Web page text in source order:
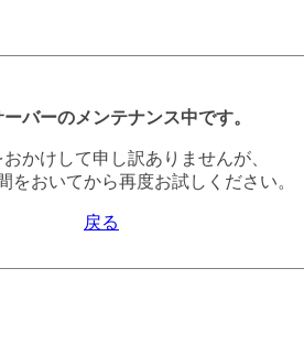
バーのメンテナンス中です。
かけして申し訳ありませんが、
をおいてから再度お試しください。
戻る